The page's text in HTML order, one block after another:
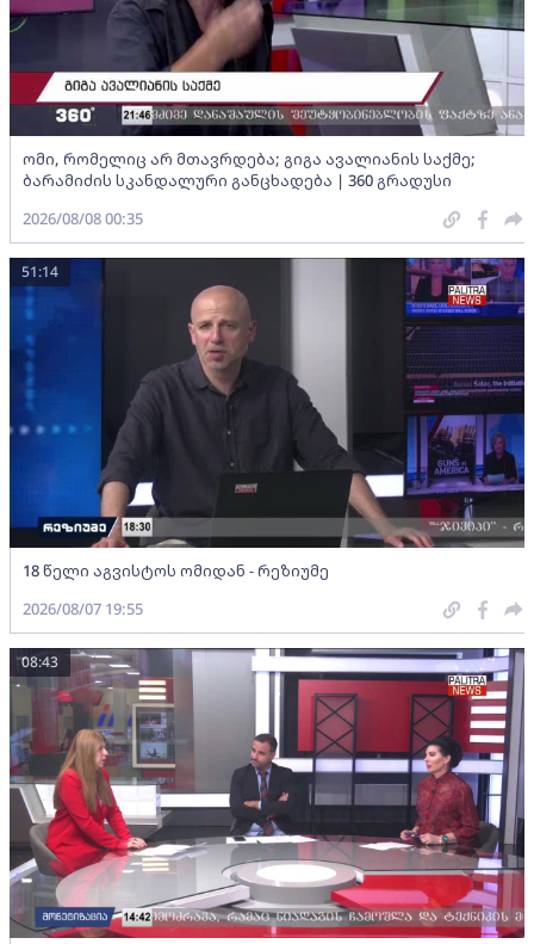
ომი, რომელიც არ მთავრდება; გიგა ავალიანის საქმე;
ბარამიძის სკანდალური განცხადება | 360 გრადუსი
2026/08/08 00:35
18 წელი აგვისტოს ომიდან - რეზიუმე
51:14
2026/08/07 19:55
08:43